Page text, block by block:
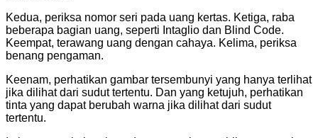
Kedua, periksa nomor seri pada uang kertas. Ketiga, raba
beberapa bagian uang, seperti Intaglio dan Blind Code.
Keempat, terawang uang dengan cahaya. Kelima, periksa
benang pengaman.
Keenam, perhatikan gambar tersembunyi yang hanya terlihat
jika dilihat dari sudut tertentu. Dan yang ketujuh, perhatikan
tinta yang dapat berubah warna jika dilihat dari sudut
tertentu.